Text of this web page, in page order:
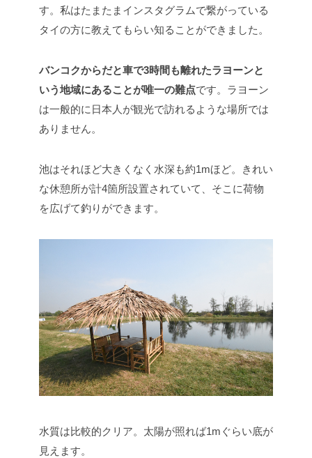
す。私はたまたまインスタグラムで繋がっている
タイの方に教えてもらい知ることができました。
バンコクからだと車で3時間も離れたラヨーンと
いう地域にあることが唯一の難点です。ラヨーン
は一般的に日本人が観光で訪れるような場所では
ありません。
池はそれほど大きくなく水深も約1mほど。きれい
な休憩所が計4箇所設置されていて、そこに荷物
を広げて釣りができます。
水質は比較的クリア。太陽が照れば1mぐらい底が
見えます。